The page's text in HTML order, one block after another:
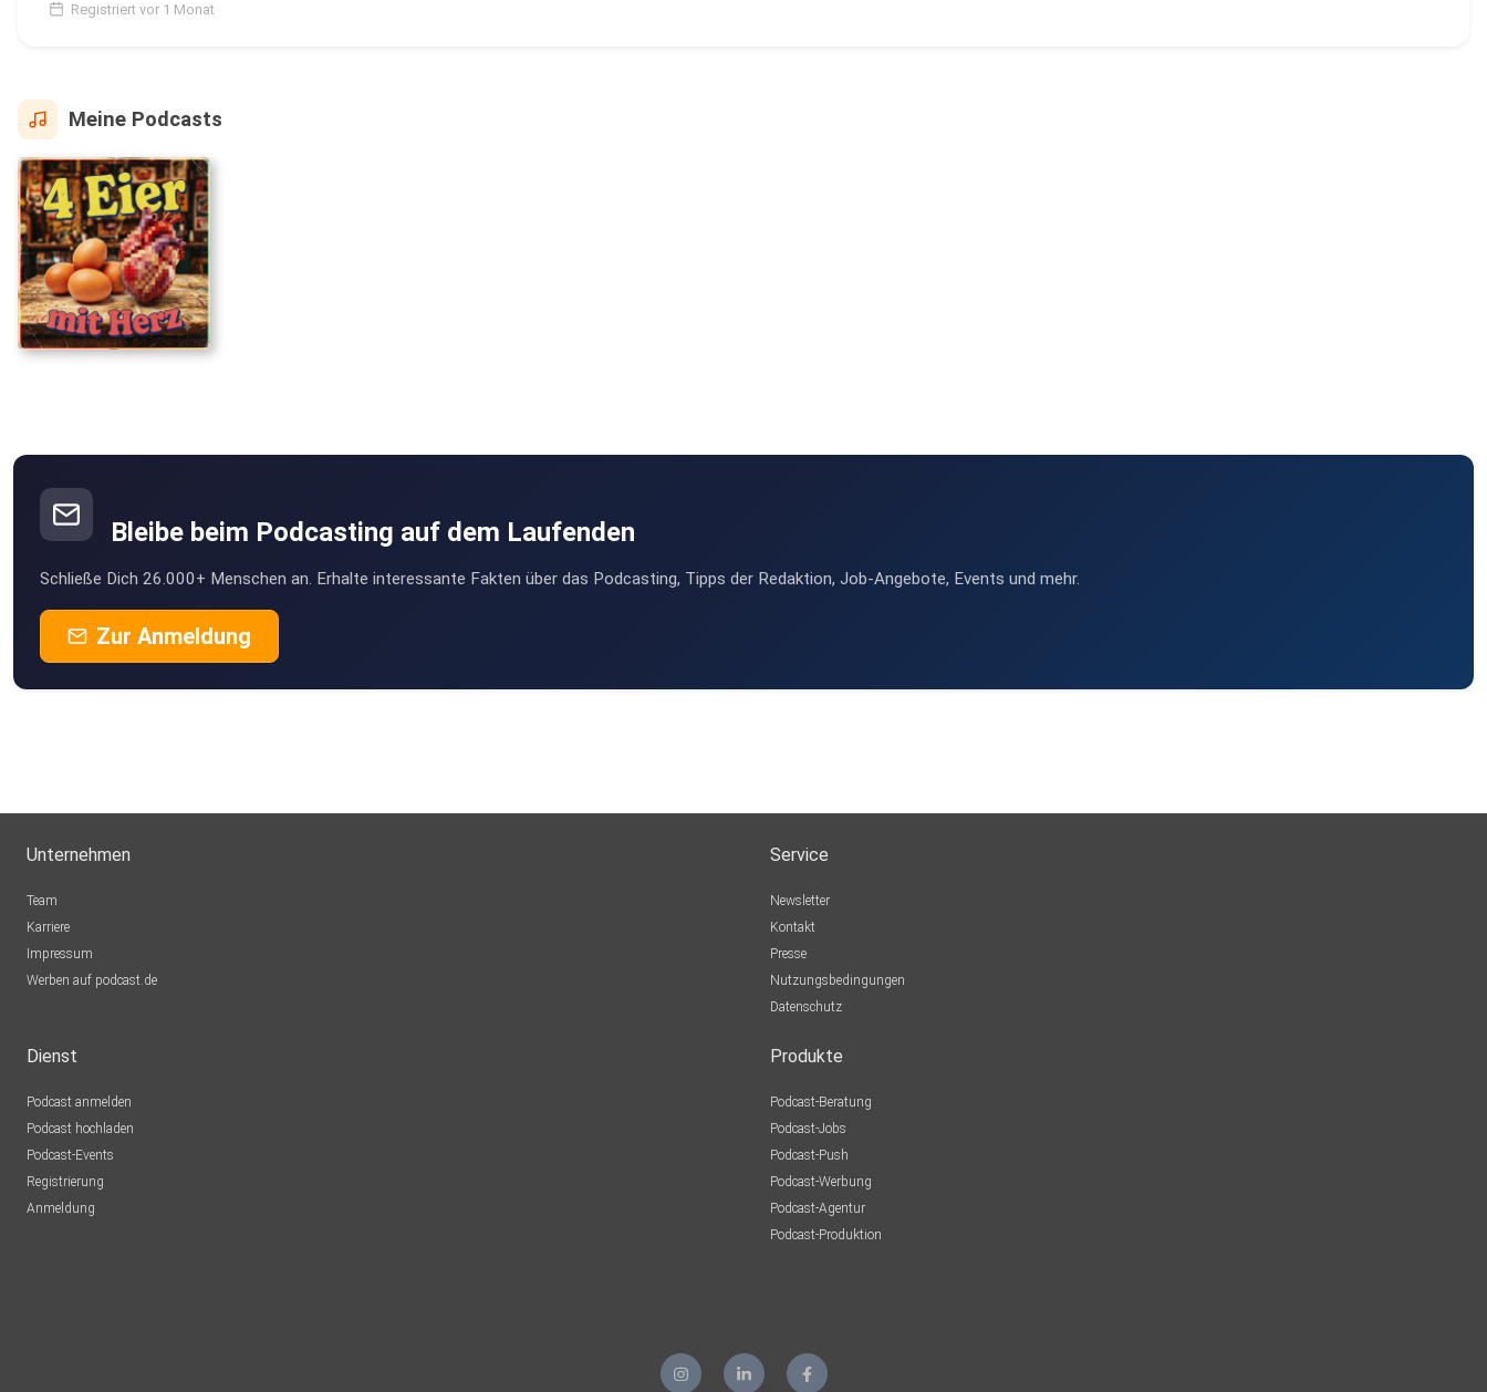
Registriert vor 1 Monat
Meine Podcasts
Bleibe beim Podcasting auf dem Laufenden
Schließe Dich 26.000+ Menschen an. Erhalte interessante Fakten über das Podcasting, Tipps der Redaktion, Job-Angebote, Events und mehr.
Zur Anmeldung
Unternehmen
Team
Karriere
Impressum
Werben auf podcast.de
Service
Newsletter
Kontakt
Presse
Nutzungsbedingungen
Datenschutz
Dienst
Podcast anmelden
Podcast hochladen
Podcast-Events
Registrierung
Anmeldung
Produkte
Podcast-Beratung
Podcast-Jobs
Podcast-Push
Podcast-Werbung
Podcast-Agentur
Podcast-Produktion